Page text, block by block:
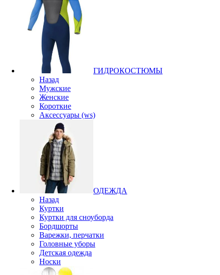
ГИДРОКОСТЮМЫ
Назад
Мужские
Женские
Короткие
Аксессуары (ws)
ОДЕЖДА
Назад
Куртки
Куртки для сноуборда
Бордшорты
Варежки, перчатки
Головные уборы
Детская одежда
Носки